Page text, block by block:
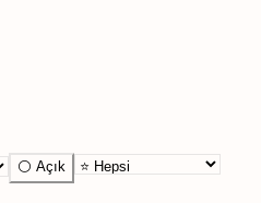
⚪ Açık